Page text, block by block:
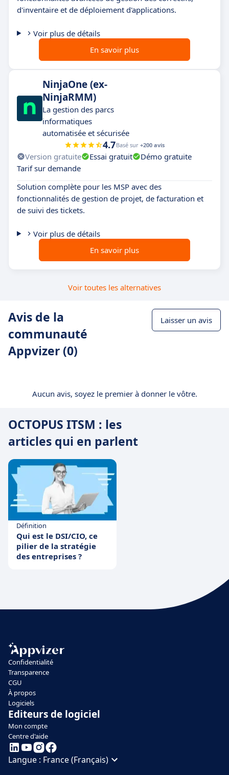
d'inventaire et de déploiement d'applications.
Voir plus de détails
En savoir plus
NinjaOne (ex-
NinjaRMM)
La gestion des parcs
informatiques
automatisée et sécurisée
4.7Basé sur +200 avis
Version gratuite Essai gratuit
Démo gratuite
Tarif sur demande
Solution complète pour les MSP avec des
fonctionnalités de gestion de projet, de facturation et
de suivi des tickets.
Voir plus de détails
En savoir plus
Voir toutes les alternatives
Avis de la
communauté
Appvizer (0)
Laisser un avis
Aucun avis, soyez le premier à donner le vôtre.
OCTOPUS ITSM : les
articles qui en parlent
Définition
Qui est le DSI/CIO, ce
pilier de la stratégie
des entreprises ?
Confidentialité
Transparence
CGU
À propos
Logiciels
Editeurs de logiciel
Mon compte
Centre d'aide
Langue : France (Français)